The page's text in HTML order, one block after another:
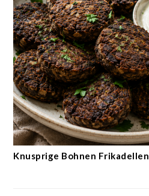
Knusprige Bohnen Frikadellen